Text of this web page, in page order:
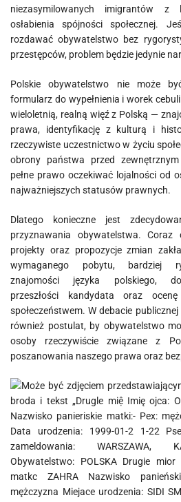
niezasymilowanych imigrantów z
osłabienia spójności społecznej.
rozdawać obywatelstwo bez
przestępców, problem będzie jedynie
Polskie obywatelstwo nie może
formularz do wypełnienia i worek
wieloletnią, realną więź z Polską —
prawa, identyfikację z kulturą i
rzeczywiste uczestnictwo w życiu
obrony państwa przed
pełne prawo oczekiwać lojalności od
najważniejszych statusów prawnych.
Dlatego konieczne jest
przyznawania obywatelstwa.
projekty oraz propozycje zmian
wymaganego pobytu, bardziej
znajomości języka polskiego,
przeszłości kandydata oraz
społeczeństwem. W debacie
również postulat, by obywatelstwo
osoby rzeczywiście związane z
poszanowania naszego prawa oraz